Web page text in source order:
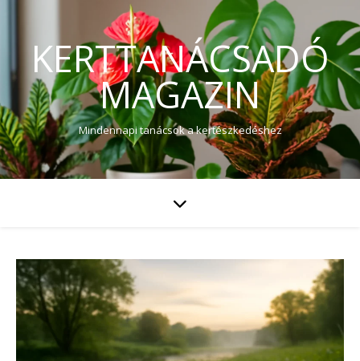
KERTTANÁCSADÓ
MAGAZIN
Mindennapi tanácsok a kertészkedéshez